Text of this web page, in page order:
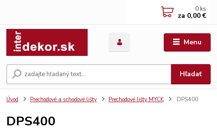
Menu
Hľadať
0 ks
za 0,00 €
Úvod Prechodové a schodové lišty Prechodové lišty MYCK DPS400
DPS400